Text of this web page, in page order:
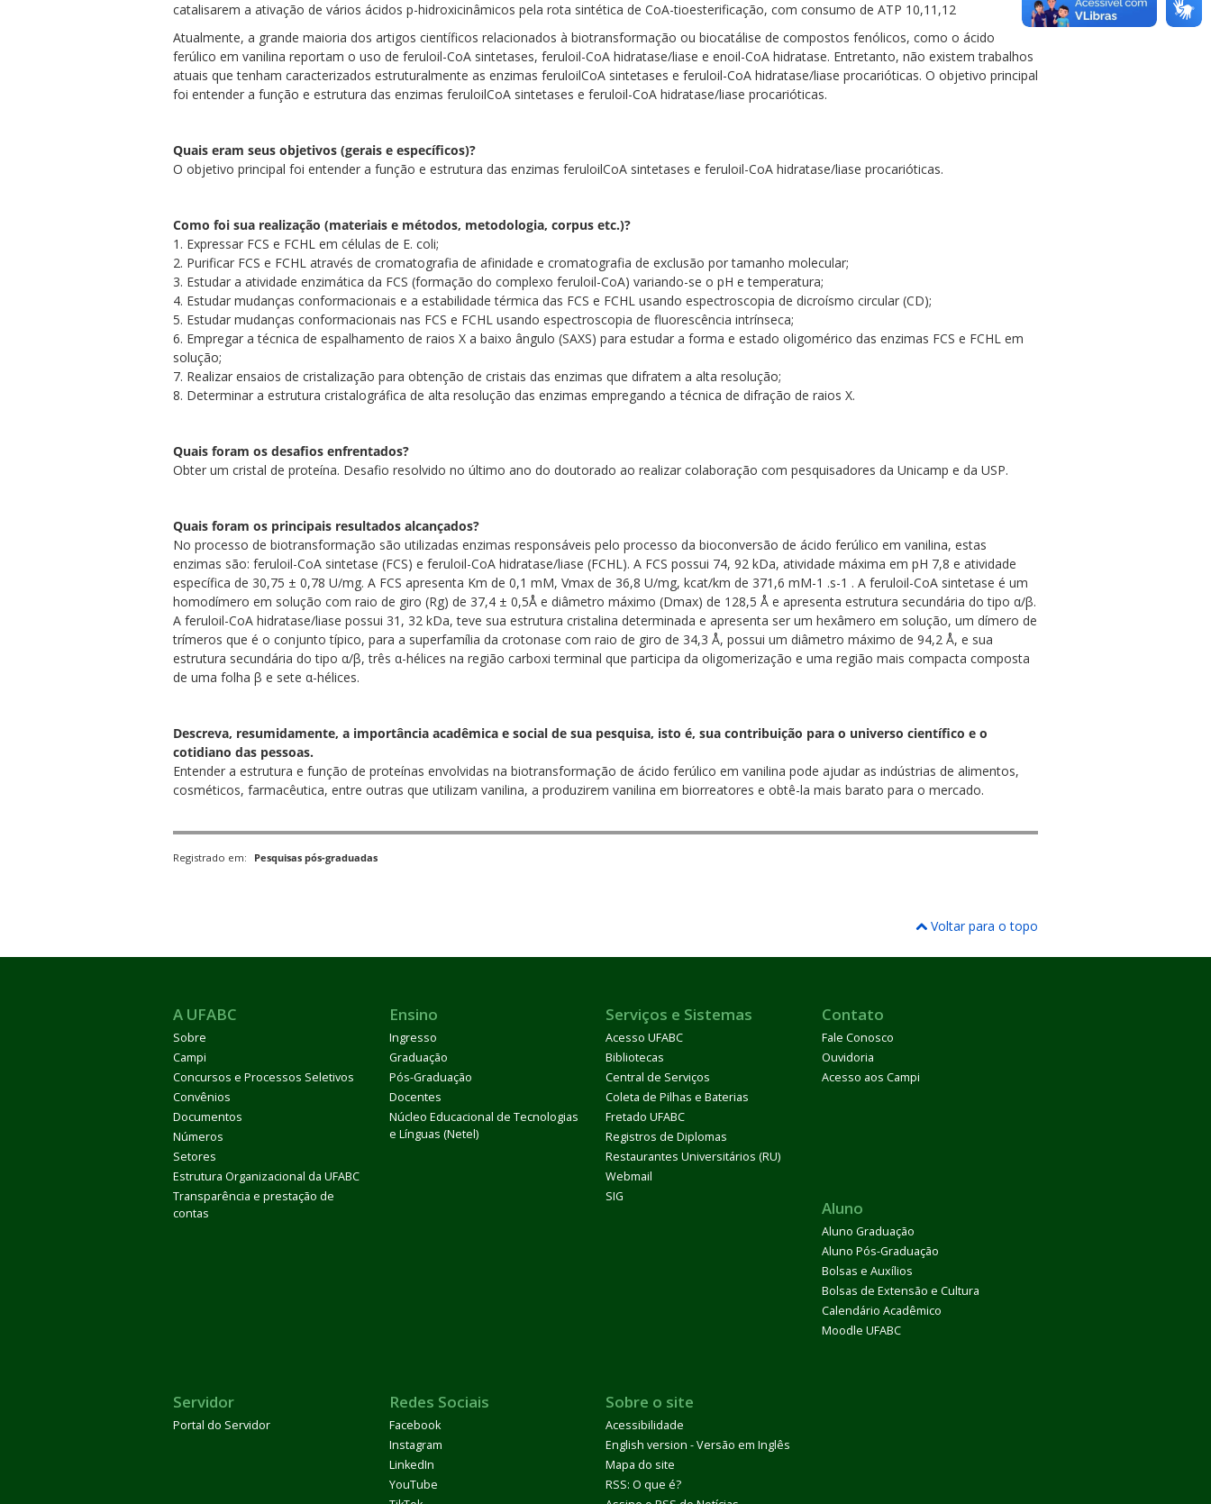
catalisarem a ativação de vários ácidos p-hidroxicinâmicos pela rota sintética de CoA-tioesterificação, com consumo de ATP 10,11,12
Atualmente, a grande maioria dos artigos científicos relacionados à biotransformação ou biocatálise de compostos fenólicos, como o ácido
ferúlico em vanilina reportam o uso de feruloil-CoA sintetases, feruloil-CoA hidratase/liase e enoil-CoA hidratase. Entretanto, não existem trabalhos
atuais que tenham caracterizados estruturalmente as enzimas feruloilCoA sintetases e feruloil-CoA hidratase/liase procarióticas. O objetivo principal
foi entender a função e estrutura das enzimas feruloilCoA sintetases e feruloil-CoA hidratase/liase procarióticas.
Quais eram seus objetivos (gerais e específicos)?
O objetivo principal foi entender a função e estrutura das enzimas feruloilCoA sintetases e feruloil-CoA hidratase/liase procarióticas.
Como foi sua realização (materiais e métodos, metodologia, corpus etc.)?
1. Expressar FCS e FCHL em células de E. coli;
2. Purificar FCS e FCHL através de cromatografia de afinidade e cromatografia de exclusão por tamanho molecular;
3. Estudar a atividade enzimática da FCS (formação do complexo feruloil-CoA) variando-se o pH e temperatura;
4. Estudar mudanças conformacionais e a estabilidade térmica das FCS e FCHL usando espectroscopia de dicroísmo circular (CD);
5. Estudar mudanças conformacionais nas FCS e FCHL usando espectroscopia de fluorescência intrínseca;
6. Empregar a técnica de espalhamento de raios X a baixo ângulo (SAXS) para estudar a forma e estado oligomérico das enzimas FCS e FCHL em
solução;
7. Realizar ensaios de cristalização para obtenção de cristais das enzimas que difratem a alta resolução;
8. Determinar a estrutura cristalográfica de alta resolução das enzimas empregando a técnica de difração de raios X.
Quais foram os desafios enfrentados?
Obter um cristal de proteína. Desafio resolvido no último ano do doutorado ao realizar colaboração com pesquisadores da Unicamp e da USP.
Quais foram os principais resultados alcançados?
No processo de biotransformação são utilizadas enzimas responsáveis pelo processo da bioconversão de ácido ferúlico em vanilina, estas
enzimas são: feruloil-CoA sintetase (FCS) e feruloil-CoA hidratase/liase (FCHL). A FCS possui 74, 92 kDa, atividade máxima em pH 7,8 e atividade
específica de 30,75 ± 0,78 U/mg. A FCS apresenta Km de 0,1 mM, Vmax de 36,8 U/mg, kcat/km de 371,6 mM-1 .s-1 . A feruloil-CoA sintetase é um
homodímero em solução com raio de giro (Rg) de 37,4 ± 0,5Å e diâmetro máximo (Dmax) de 128,5 Å e apresenta estrutura secundária do tipo α/β.
A feruloil-CoA hidratase/liase possui 31, 32 kDa, teve sua estrutura cristalina determinada e apresenta ser um hexâmero em solução, um dímero de
trímeros que é o conjunto típico, para a superfamília da crotonase com raio de giro de 34,3 Å, possui um diâmetro máximo de 94,2 Å, e sua
estrutura secundária do tipo α/β, três α-hélices na região carboxi terminal que participa da oligomerização e uma região mais compacta composta
de uma folha β e sete α-hélices.
Descreva, resumidamente, a importância acadêmica e social de sua pesquisa, isto é, sua contribuição para o universo científico e o
cotidiano das pessoas.
Entender a estrutura e função de proteínas envolvidas na biotransformação de ácido ferúlico em vanilina pode ajudar as indústrias de alimentos,
cosméticos, farmacêutica, entre outras que utilizam vanilina, a produzirem vanilina em biorreatores e obtê-la mais barato para o mercado.
Registrado em: Pesquisas pós-graduadas
Voltar para o topo
A UFABC
Sobre
Campi
Concursos e Processos Seletivos
Convênios
Documentos
Números
Setores
Estrutura Organizacional da UFABC
Transparência e prestação de
contas
Ensino
Ingresso
Graduação
Pós-Graduação
Docentes
Núcleo Educacional de Tecnologias
e Línguas (Netel)
Serviços e Sistemas
Acesso UFABC
Bibliotecas
Central de Serviços
Coleta de Pilhas e Baterias
Fretado UFABC
Registros de Diplomas
Restaurantes Universitários (RU)
Webmail
SIG
Contato
Fale Conosco
Ouvidoria
Acesso aos Campi
Aluno
Aluno Graduação
Aluno Pós-Graduação
Bolsas e Auxílios
Bolsas de Extensão e Cultura
Calendário Acadêmico
Moodle UFABC
Servidor
Portal do Servidor
Redes Sociais
Facebook
Instagram
LinkedIn
YouTube
Sobre o site
Acessibilidade
English version - Versão em Inglês
Mapa do site
RSS: O que é?